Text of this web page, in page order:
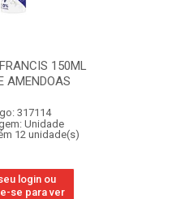
150ML
AMENDOAS
317114
Unidade
12 unidade(s)
login ou
se para ver